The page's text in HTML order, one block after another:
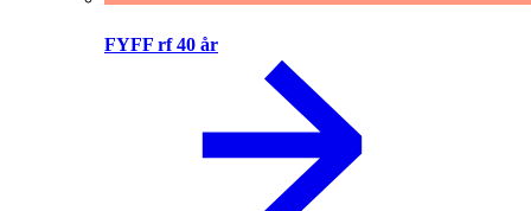
FYFF rf 40 år